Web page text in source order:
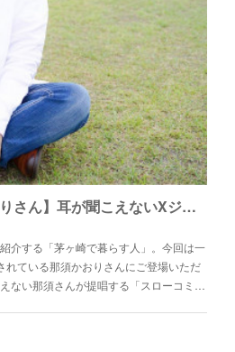
【4Heartsの那須かおりさん】耳が聞こえないXジェンダー当事者として、皆が生きやすい世界を目指す「スローコミュニケーション」の考え方とは。
介する「茅ヶ崎で暮らす人」。今回は一
ている那須かおりさんにご登場いただ
ない那須さんが提唱する「スローコミ…